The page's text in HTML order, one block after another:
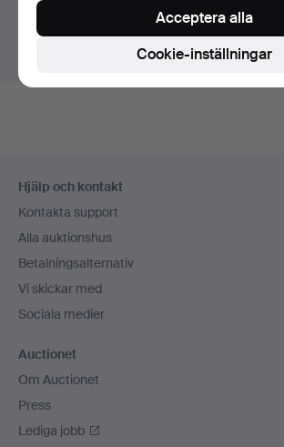
Du söker i vårt arkiv över avslutade
Visa pågående auktioner istället.
Hjälp och kontakt
Kontakta support
Alla auktionshus
Betalningsalternativ
Vi skickar med
Sociala medier
Auctionet
Om Auctionet
Press
Lediga jobb
Cookie-inställningar
Acceptera alla